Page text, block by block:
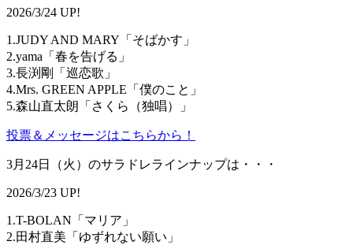
2026/3/24 UP!
1.JUDY AND MARY「そばかす」
2.yama「春を告げる」
3.長渕剛「巡恋歌」
4.Mrs. GREEN APPLE「僕のこと」
5.森山直太朗「さくら（独唱）」
投票＆メッセージはこちらから！
3月24日（火）のサラドレラインナップは・・・
2026/3/23 UP!
1.T-BOLAN「マリア」
2.田村直美「ゆずれない願い」